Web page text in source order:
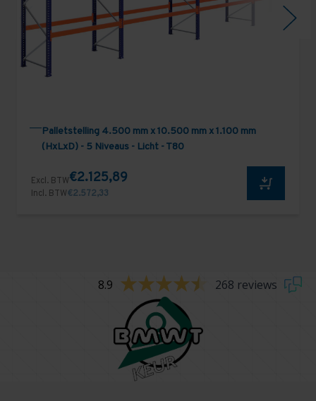
Palletstelling 4.500 mm x 10.500 mm x 1.100 mm
(HxLxD) - 5 Niveaus - Licht - T80
Excl. BTW€2.125,89
Incl. BTW€2.572,33
8.9 268 reviews